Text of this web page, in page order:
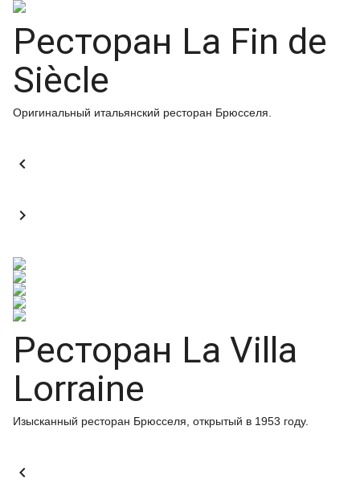
Ресторан La Fin de
Siècle
Оригинальный итальянский ресторан Брюсселя.


Ресторан La Villa
Lorraine
Изысканный ресторан Брюсселя, открытый в 1953 году.
